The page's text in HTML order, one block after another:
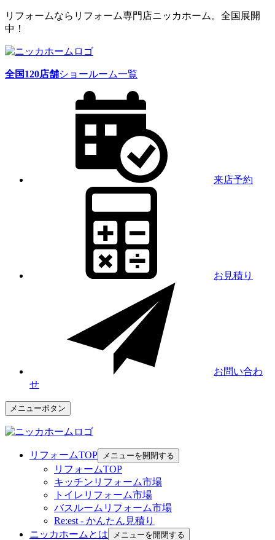
リフォームならリフォーム専門店ニッカホーム。全国展開
中！
全国120店舗ショールーム一覧
来店予約
お見積り
お問い合わ
せ
メニューボタン
リフォームTOP メニューを開閉する
リフォームTOP
キッチンリフォーム市場
トイレリフォーム市場
バスルームリフォーム市場
Re:est - かんたん見積り
ニッカホームとは
メニューを開閉する